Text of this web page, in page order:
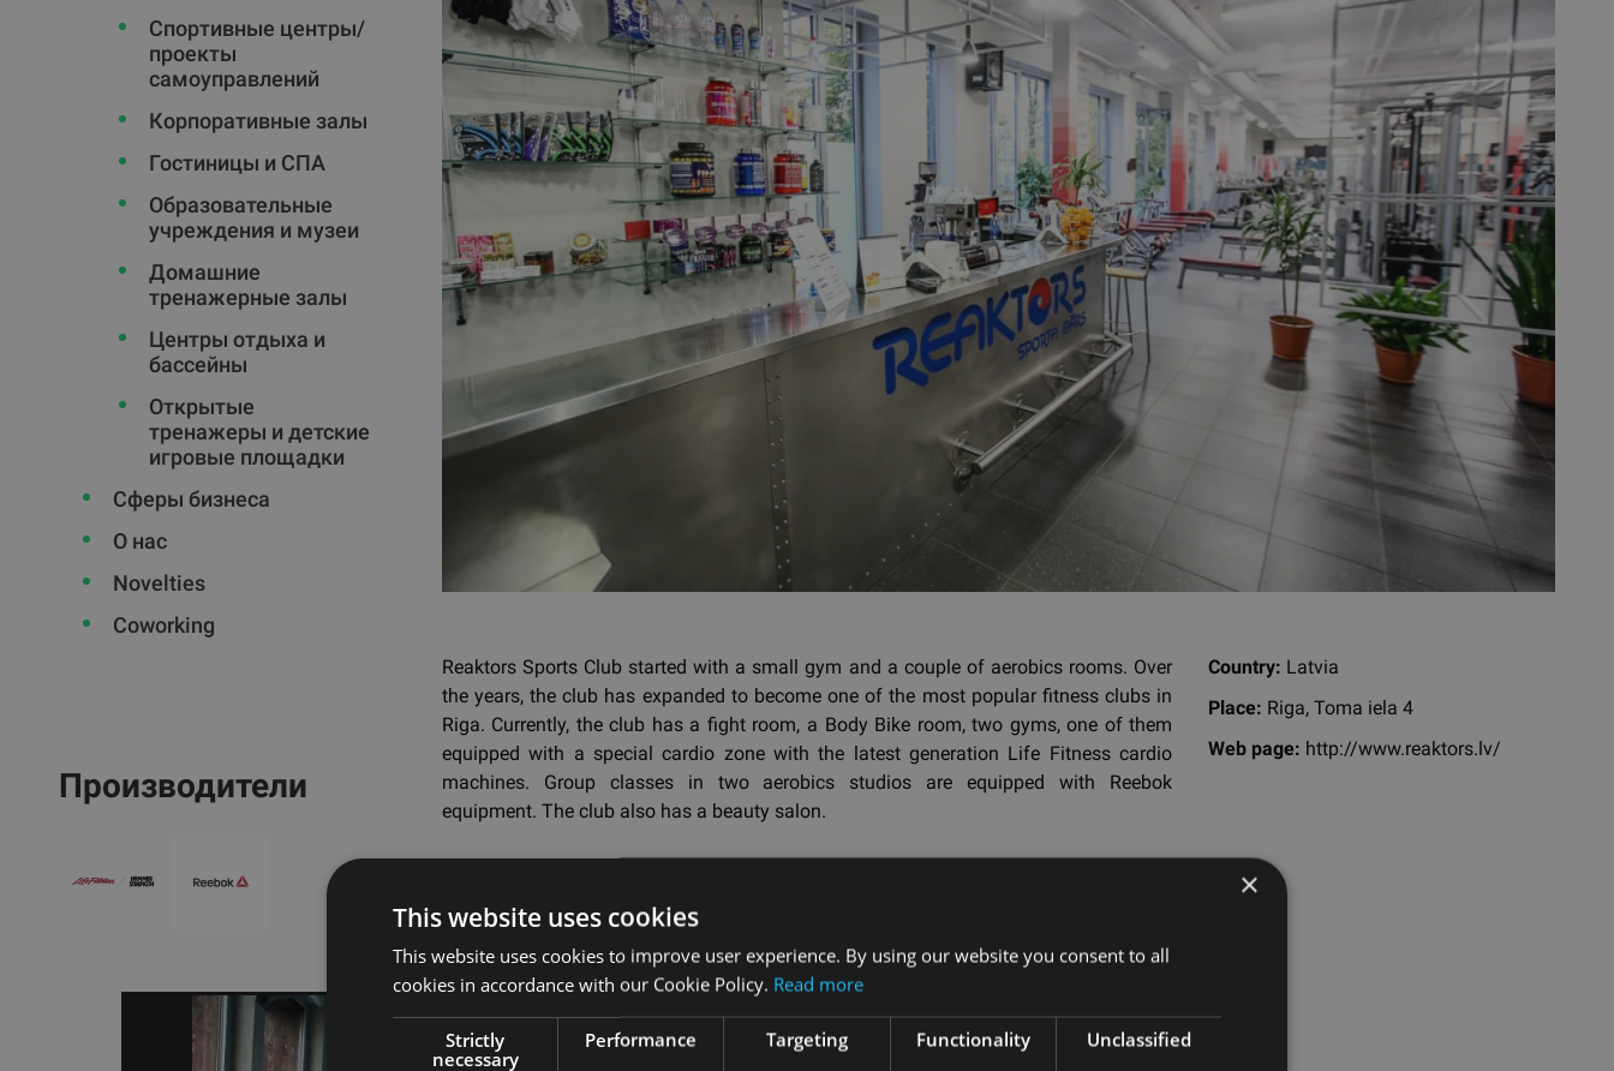
Спортивные центры/
проекты
самоуправлений
Корпоративные залы
Гостиницы и СПА
Oбразовательные
учреждения и музеи
Домашние
тренажерные залы
Центры отдыха и
бассейны
Открытые
тренажеры и детские
игровые площадки
Сферы бизнеса
О нас
Novelties
Coworking
Производители
Reaktors Sports Club started with a small gym and a couple of aerobics rooms. Over
the years, the club has expanded to become one of the most popular fitness clubs in
Riga. Currently, the club has a fight room, a Body Bike room, two gyms, one of them
equipped with a special cardio zone with the latest generation Life Fitness cardio
machines. Group classes in two aerobics studios are equipped with Reebok
equipment. The club also has a beauty salon.
Country: Latvia
Place: Riga, Toma iela 4
Web page: http://www.reaktors.lv/
Назад
×
This website uses cookies
This website uses cookies to improve user experience. By using our website you consent to all
cookies in accordance with our Cookie Policy. Read more
Strictly
necessary
Performance Targeting Functionality Unclassified